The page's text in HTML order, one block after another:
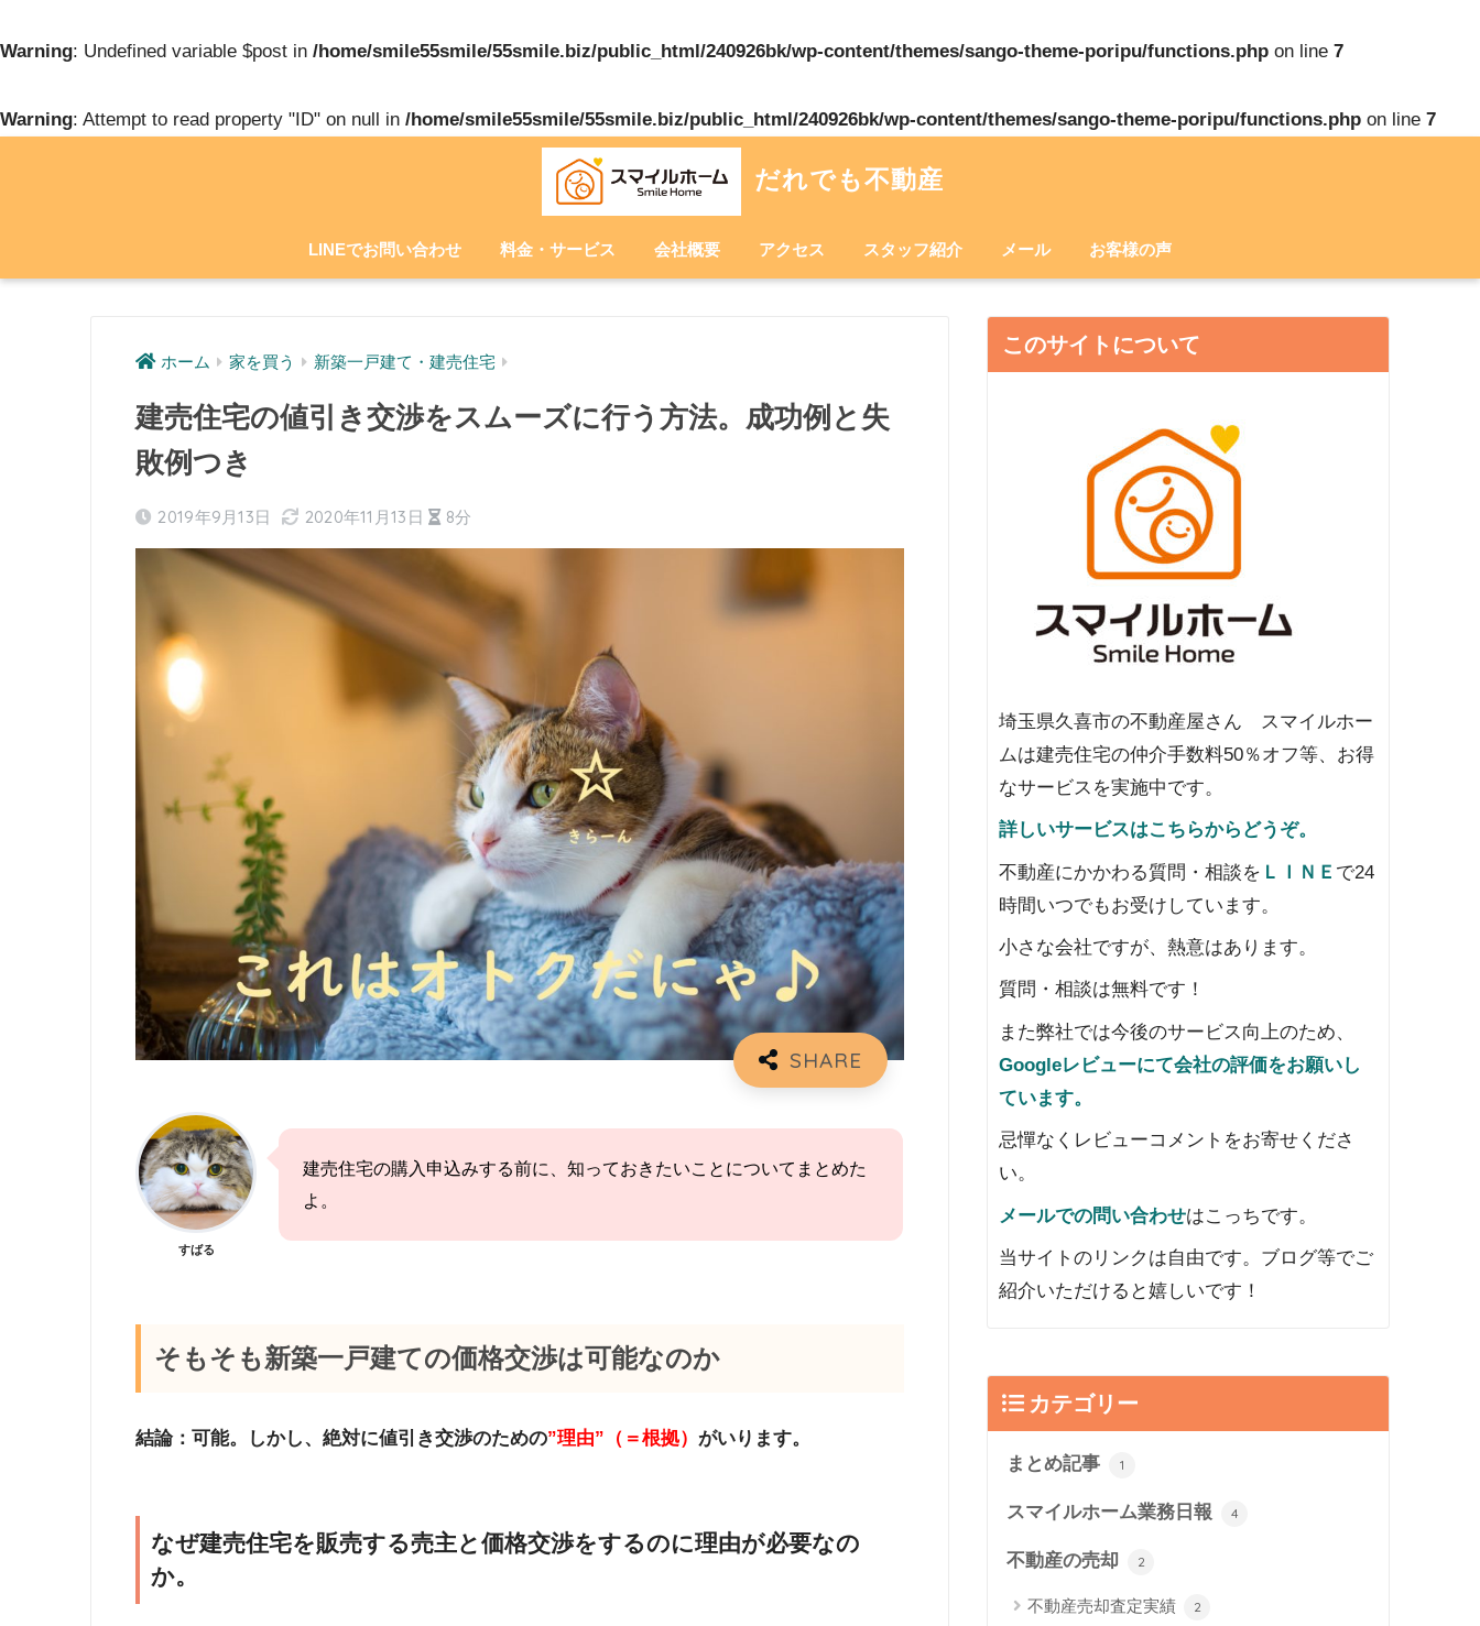
Warning: Undefined variable $post in /home/smile55smile/55smile.biz/public_html/240926bk/wp-content/themes/sango-theme-poripu/functions.php on line 7
Warning: Attempt to read property "ID" on null in /home/smile55smile/55smile.biz/public_html/240926bk/wp-content/themes/sango-theme-poripu/functions.php on line 7
だれでも不動産
LINEでお問い合わせ 料金・サービス 会社概要 アクセス スタッフ紹介 メール お客様の声
ホーム 家を買う 新築一戸建て・建売住宅
建売住宅の値引き交渉をスムーズに行う方法。成功例と失
敗例つき
2019年9月13日 2020年11月13日 8分
すばる
建売住宅の購入申込みする前に、知っておきたいことについてまとめた
よ。
そもそも新築一戸建ての価格交渉は可能なのか
結論：可能。しかし、絶対に値引き交渉のための”理由”（＝根拠） がいります。
なぜ建売住宅を販売する売主と価格交渉をするのに理由が必要なの
か。
このサイトについて
埼玉県久喜市の不動産屋さん スマイルホー
ムは建売住宅の仲介手数料50％オフ等、お得
なサービスを実施中です。
詳しいサービスはこちらからどうぞ。
不動産にかかわる質問・相談を ＬＩＮＥ で24
時間いつでもお受けしています。
小さな会社ですが、熱意はあります。
質問・相談は無料です！
また弊社では今後のサービス向上のため、
Googleレビューにて会社の評価をお願いし
ています。
忌憚なくレビューコメントをお寄せくださ
い。
メールでの問い合わせはこっちです。
当サイトのリンクは自由です。ブログ等でご
紹介いただけると嬉しいです！
カテゴリー
まとめ記事 1
スマイルホーム業務日報 4
不動産の売却 2
不動産売却査定実績 2